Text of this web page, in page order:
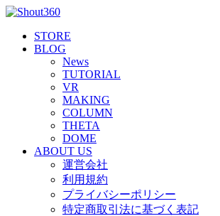
STORE
BLOG
News
TUTORIAL
VR
MAKING
COLUMN
THETA
DOME
ABOUT US
運営会社
利用規約
プライバシーポリシー
特定商取引法に基づく表記